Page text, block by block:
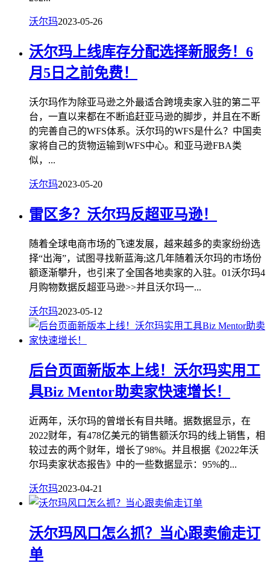
沃尔玛2023-05-26
沃尔玛上线库存分配选择新服务！6
月5日之前免费！
沃尔玛作为除亚马逊之外最适合跨境卖家入驻的第二平
台，一直以来都在不断追赶亚马逊的脚步，并且在不断
的完善自己的WFS体系。沃尔玛的WFS是什么？中国卖
家将自己的货物运输到WFS中心。和亚马逊FBA类
似，...
沃尔玛2023-05-20
雷区多？沃尔玛反超亚马逊！
随着全球电商市场的飞速发展，越来越多的卖家纷纷选
择“出海”，试图寻找新蓝海;这几年随着沃尔玛的市场份
额逐渐攀升，也引来了全国各地卖家的入驻。01沃尔玛4
月购物数据反超亚马逊>>并且沃尔玛一...
沃尔玛2023-05-12
后台页面新版本上线！沃尔玛实用工
具Biz Mentor助卖家快速增长！
近两年，沃尔玛的曾增长有目共睹。据数据显示，在
2022财年，有478亿美元的销售额沃尔玛的线上销售，相
较过去的两个财年，增长了98%。并且根据《2022年沃
尔玛卖家状态报告》中的一些数据显示：95%的...
沃尔玛2023-04-21
沃尔玛风口怎么抓？当心跟卖偷走订
单